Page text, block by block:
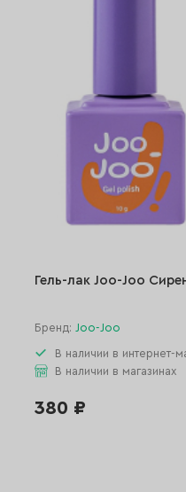
Гель-лак Joo-Joo
Бренд: Joo-Joo
В наличии в интернет-
В наличии в магазинах
380 ₽